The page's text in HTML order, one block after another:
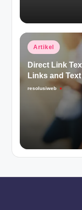
Posted
Artikel
Direct Link
Links and
Posted
resolusiweb